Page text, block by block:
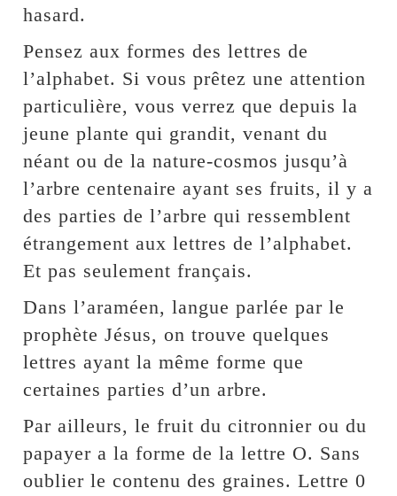
hasard.
Pensez aux formes des lettres de
l’alphabet. Si vous prêtez une attention
particulière, vous verrez que depuis la
jeune plante qui grandit, venant du
néant ou de la nature-cosmos jusqu’à
l’arbre centenaire ayant ses fruits, il y a
des parties de l’arbre qui ressemblent
étrangement aux lettres de l’alphabet.
Et pas seulement français.
Dans l’araméen, langue parlée par le
prophète Jésus, on trouve quelques
lettres ayant la même forme que
certaines parties d’un arbre.
Par ailleurs, le fruit du citronnier ou du
papayer a la forme de la lettre O. Sans
oublier le contenu des graines. Lettre 0